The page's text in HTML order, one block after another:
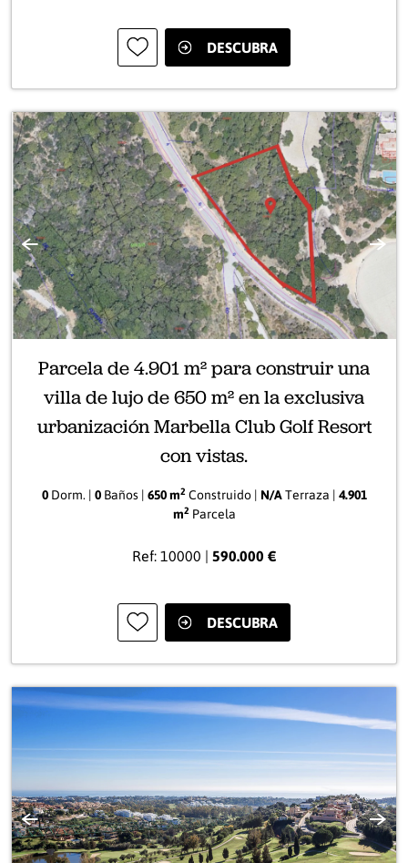
DESCUBRA
Anterior
Parcela de 4.901 m² para construir una
villa de lujo de 650 m² en la exclusiva
urbanización Marbella Club Golf Resort
con vistas.
0Dorm. | 0Baños | 650 m2Construido | N/ATerraza | 4.901
m2Parcela
Ref: 10000 | 590.000 €
DESCUBRA
Anterior